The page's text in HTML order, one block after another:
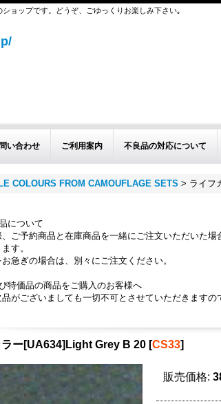
ョップです。どうぞ、ごゆっくりお楽しみ下さい｡
い合わせ ご利用案内 不良品の対応について
COLOURS FROM CAMOUFLAGE SETS > ライフ
について
、ご予約商品と在庫商品を一緒にご注文いただいた
す。
急ぎの場合は、別々にご注文ください。
特価品の商品をご購入のお客様へ
がございましても一切不可とさせていただきますの
ラー[UA634]Light Grey B 20 [CS33]
販売価格: